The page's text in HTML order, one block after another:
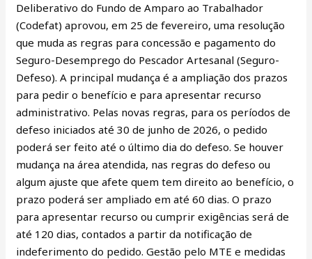
Deliberativo do Fundo de Amparo ao Trabalhador
(Codefat) aprovou, em 25 de fevereiro, uma resolução
que muda as regras para concessão e pagamento do
Seguro-Desemprego do Pescador Artesanal (Seguro-
Defeso). A principal mudança é a ampliação dos prazos
para pedir o benefício e para apresentar recurso
administrativo. Pelas novas regras, para os períodos de
defeso iniciados até 30 de junho de 2026, o pedido
poderá ser feito até o último dia do defeso. Se houver
mudança na área atendida, nas regras do defeso ou
algum ajuste que afete quem tem direito ao benefício, o
prazo poderá ser ampliado em até 60 dias. O prazo
para apresentar recurso ou cumprir exigências será de
até 120 dias, contados a partir da notificação de
indeferimento do pedido. Gestão pelo MTE e medidas
2026